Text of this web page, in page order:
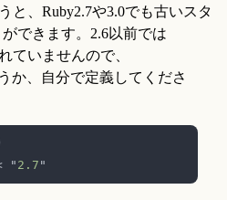
と、Ruby2.7や3.0でも古いスタ
できます。2.6以前では
ていませんので、
か、自分で定義してくださ
"2.7